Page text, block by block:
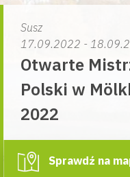
Susz
17.09.2022 -
Otwarte
Polski w
2022
Sprawdź na